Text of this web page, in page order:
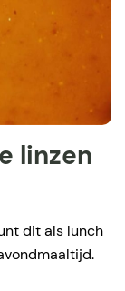
linzen
dit als lunch